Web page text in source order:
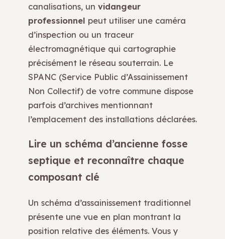
canalisations, un vidangeur
professionnel peut utiliser une caméra
d’inspection ou un traceur
électromagnétique qui cartographie
précisément le réseau souterrain. Le
SPANC (Service Public d’Assainissement
Non Collectif) de votre commune dispose
parfois d’archives mentionnant
l’emplacement des installations déclarées.
Lire un schéma d’ancienne fosse
septique et reconnaître chaque
composant clé
Un schéma d’assainissement traditionnel
présente une vue en plan montrant la
position relative des éléments. Vous y